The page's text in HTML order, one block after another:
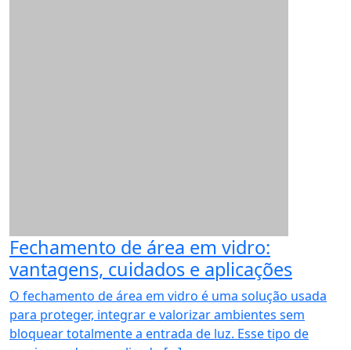
Fechamento de área em vidro:
vantagens, cuidados e aplicações
O fechamento de área em vidro é uma solução usada
para proteger, integrar e valorizar ambientes sem
bloquear totalmente a entrada de luz. Esse tipo de